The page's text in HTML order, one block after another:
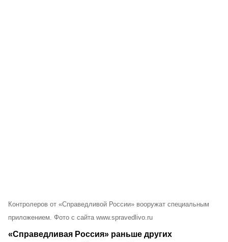
Контролеров от «Справедливой России» вооружат специальным
приложением. Фото с сайта www.spravedlivo.ru
«Справедливая Россия» раньше других